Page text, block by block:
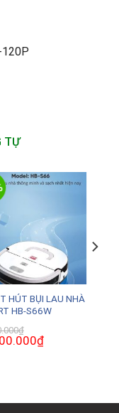
TỰ
HÚT BỤI LAU NHÀ
HB-S66W
₫
₫Giá
hiện